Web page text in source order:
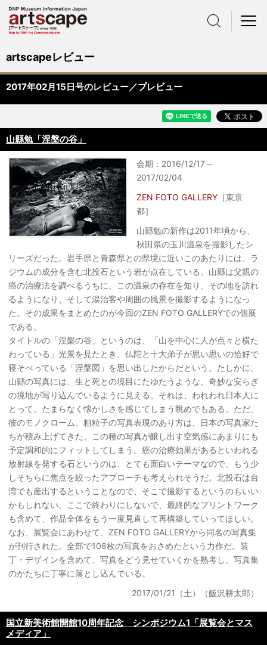
artscapeレビュー
2017年02月15日号のレビュー／プレビュー
山縣勉「涅槃の谷」
会期：2016/12/17～
2017/02/04
ZEN FOTO GALLERY ［東京
都］
山縣勉の新作は2011年頃から、
秋田県の玉川温泉を撮影したシ
リーズだった。岩手県と青森県との県境に近いこのあたりには、ラ
ジウムの成分を含む北投石という岩が点在している。山縣は父親の
癌の治療法を調べるうちに、この温泉の存在を知り、その地を訪れ
るようになり、そして湯治客や周囲の風景を撮影するようになっ
た。その成果をまとめたのが今回のZEN FOTO GALLERYでの個展
である。
タイトルの「涅槃の谷」というのは、「山を中心に人が点々と横た
わっている」光景を見たとき、仏陀と十大弟子が思い思いの恰好で
寝そべっている「涅槃図」を思い出したからだという。たしかに、
山縣の写真には、生と死との境目にたゆたうような、奇妙な安らぎ
の境地が写り込んでいるように見える。それは、われわれ日本人に
とって、たまらなく懐かしさを感じてしまう眺めでもある。ただ、
彼のモノクローム、粗粒子の写真表現のあり方は、日本の写真家た
ちが積み上げてきた、この種の写真が醸し出す空気感にあまりにも
予定調和的にフィットしてしまう。癌の治療効果があるといわれる
放射線を発する石というのは、とても面白いテーマなので、もう少
しそちらに焦点を絞ったアプローチも考えられそうだ。北投石は台
湾でも産出するということなので、そこで撮影するというのもいい
かもしれない。ここで終わりにしないで、最終的なプリントワーク
も含めて、作品全体をもう一度見直して再構築していってほしい。
なお、展覧会にあわせて、ZEN FOTO GALLERYから同名の写真集
が刊行された。全部で108枚の写真をおさめたという力作だ。装
丁・デザインを含めて、写真をどう見せていくかを熟考し、写真集
のかたちに丁寧に落とし込んでいる。
2017/01/21（土）（飯沢耕太郎）
国立新美術館開館10周年記念 シンポジウム1「展覧会とマス
メディア」
サイト内検索